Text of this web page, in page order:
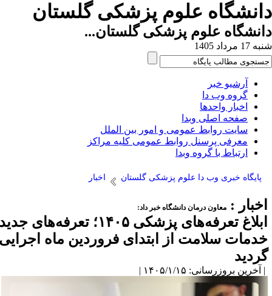
علوم پزشکی گلستان
علوم پزشکی گلستان...
مرداد 1405
آرشیو خبر
گروه وب دا
اخبار واحدها
صفحه اصلی وبدا
سایت روابط عمومی و امور بین الملل
معرفی پرسنل روابط عمومی کلیه مراکز
ارتباط با گروه وبدا
پایگاه خبری وب دا علوم پزشکی گلستان اخبار
: معاون درمان دانشگاه خبر داد:
ابلاغ تعرفه‌های پزشکی ۱۴۰۵؛ تعرفه‌های جدید
سلامت از ابتدای فروردین ماه ‌اجرایی
بروزرسانی: ۱۴۰۵/۱/۱۵ |